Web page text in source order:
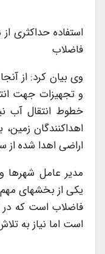
استفاده حداکثری
فاضلاب
وی بیان کرد: از
و تجهیزات جهت
خطوط انتقال آب
اهداکنندگان
اراضی اهدا شده
مدیر عامل شهرها
یکی از بخشهای
فاضلاب است که در
است اما نیاز به